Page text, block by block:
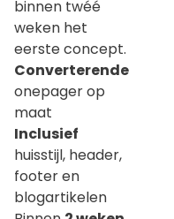
binnen twéé
weken het
eerste concept.
Converterende
onepager op
maat
Inclusief
huisstijl, header,
footer en
blogartikelen